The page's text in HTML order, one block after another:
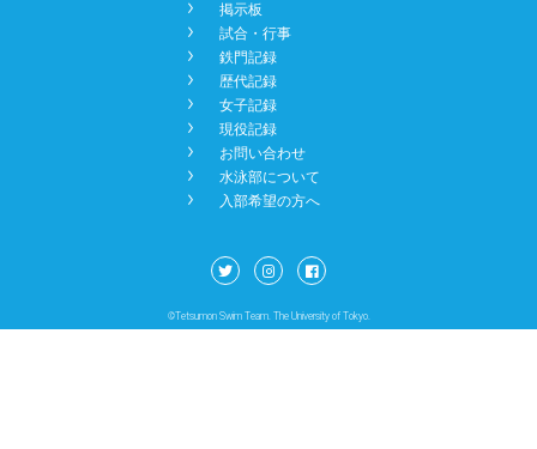
BBS
CONTACT
󿾡 掲示板
󿾡 試合・行事
󿾡 鉄門記録
󿾡 歴代記録
󿾡 女子記録
󿾡 現役記録
󿾡 お問い合わせ
󿾡 水泳部について
󿾡 入部希望の方へ
©Tetsumon Swim Team. The University of Tokyo.